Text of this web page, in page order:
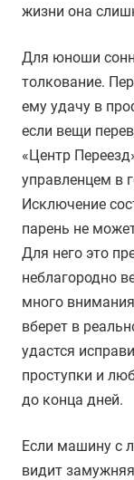
жизни она
Для юноши
толкование.
ему удачу в
если вещи
«Центр
управленцем в
Исключение
парень не
Для него это
неблагородно
много
вберет в
удастся
проступки и
до конца дней.
Если машину с
видит